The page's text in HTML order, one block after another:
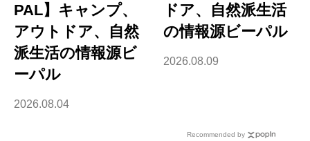
PAL】キャンプ、
アウトドア、自然
派生活の情報源ビ
ーパル
2026.08.04
ドア、自然派生活
の情報源ビーパル
2026.08.09
Recommended by